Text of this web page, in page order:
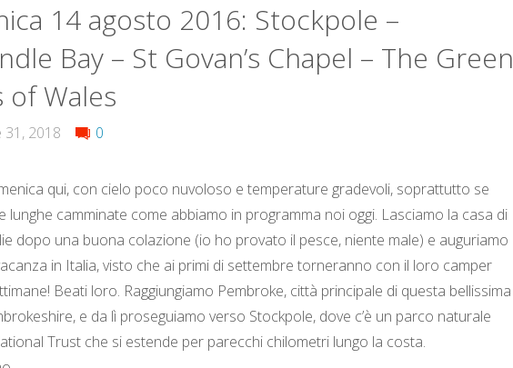
14 agosto 2016: Stockpole –
Bay – St Govan’s Chapel – The Green
of Wales
31, 2018 0
qui, con cielo poco nuvoloso e temperature gradevoli, soprattutto se
lunghe camminate come abbiamo in programma noi oggi. Lasciamo la casa di
dopo una buona colazione (io ho provato il pesce, niente male) e auguriamo
in Italia, visto che ai primi di settembre torneranno con il loro camper
Beati loro. Raggiungiamo Pembroke, città principale di questa bellissima
e da lì proseguiamo verso Stockpole, dove c’è un parco naturale
Trust che si estende per parecchi chilometri lungo la costa.